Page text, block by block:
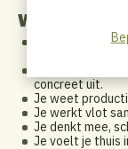
Wie
Je hebt kennis
Je herkent
concreet uit.
Je weet
Je werkt vlot
Je denkt mee,
Je voelt je thuis